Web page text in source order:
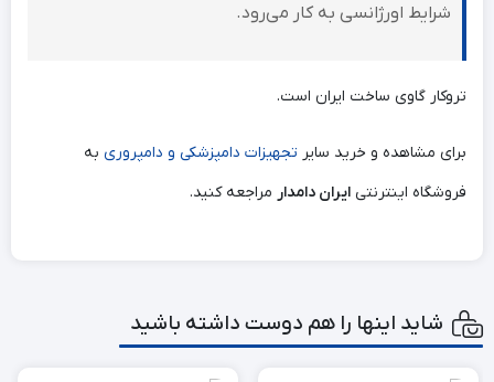
شرایط اورژانسی به کار می‌رود.
تروکار گاوی ساخت ایران است.
برای مشاهده و خرید سایر تجهیزات دامپزشکی و دامپروری به
فروشگاه اینترنتی ایران دامدار مراجعه کنید.
شاید اینها را هم دوست داشته باشید